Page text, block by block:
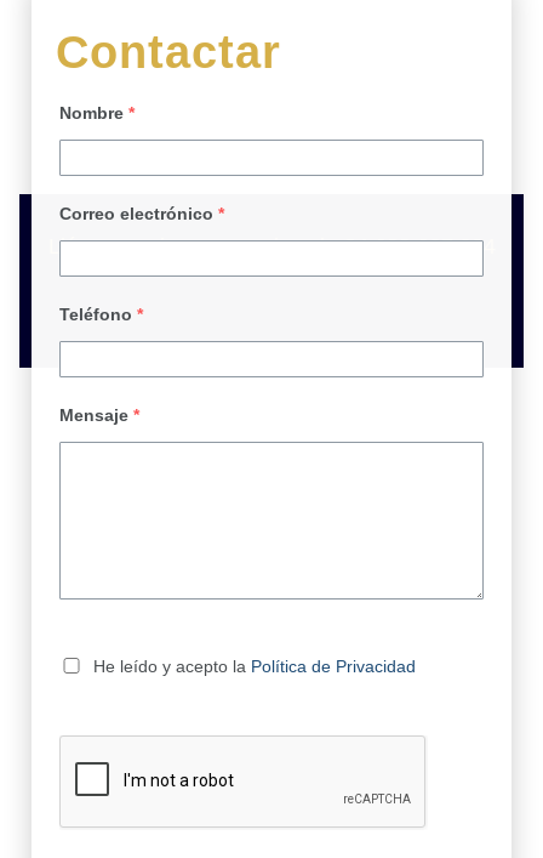
Llámanos sin compromiso al +34 633 607 004
Contactar
Nombre *
Correo electrónico *
Teléfono *
Mensaje *
He leído y acepto la Política de Privacidad